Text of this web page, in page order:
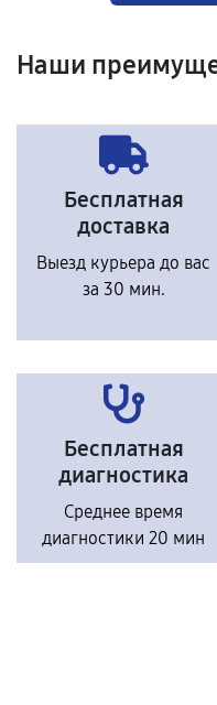
Наши
Бесплатная
доставка
Выезд курьера до вас
за 30 мин.
Бесплатная
диагностика
Среднее время
диагностики 20 мин